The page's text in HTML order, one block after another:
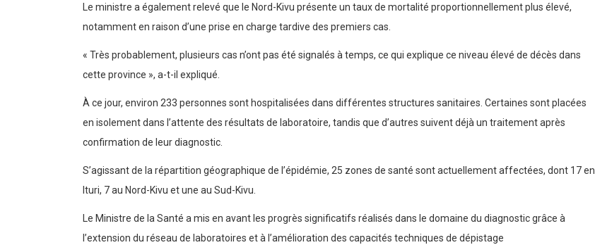
Le ministre a également relevé que le Nord-Kivu présente un taux de mortalité proportionnellement plus élevé,
notamment en raison d’une prise en charge tardive des premiers cas.
« Très probablement, plusieurs cas n’ont pas été signalés à temps, ce qui explique ce niveau élevé de décès dans
cette province », a-t-il expliqué.
À ce jour, environ 233 personnes sont hospitalisées dans différentes structures sanitaires. Certaines sont placées
en isolement dans l’attente des résultats de laboratoire, tandis que d’autres suivent déjà un traitement après
confirmation de leur diagnostic.
S’agissant de la répartition géographique de l’épidémie, 25 zones de santé sont actuellement affectées, dont 17 en
Ituri, 7 au Nord-Kivu et une au Sud-Kivu.
Le Ministre de la Santé a mis en avant les progrès significatifs réalisés dans le domaine du diagnostic grâce à
l’extension du réseau de laboratoires et à l’amélioration des capacités techniques de dépistage